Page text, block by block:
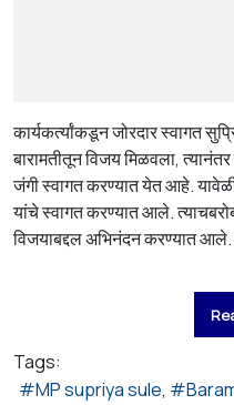
कार्यकर्त्यांकडून जोरदार स्वागत
बारामतीतून विजय मिळवला,
जंगी स्वागत करण्यात येत आहे.
यांचे स्वागत करण्यात आले.
विजयाबद्दल अभिनंदन करण्यात आले.
Tags:
MP supriya sule